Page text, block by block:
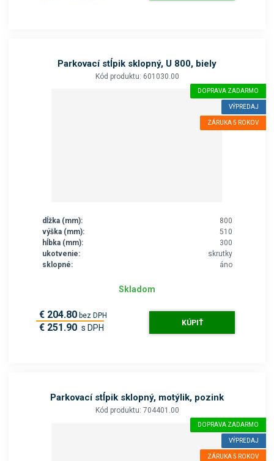
Parkovací stĺpik sklopný, U 800, biely
Kód produktu: 601030.00
DOPRAVA ZADARMO
VÝPREDAJ
ZÁRUKA 5 ROKOV
dĺžka (mm):
800
výška (mm):
510
hĺbka (mm):
300
ukotvenie:
skrutky
sklopné:
áno
Skladom
€ 204.80 bez DPH
€ 251.90 s DPH KÚPIŤ
Parkovací stĺpik sklopný, motýlik, pozink
Kód produktu: 704401.00
DOPRAVA ZADARMO
VÝPREDAJ
ZÁRUKA 5 ROKOV